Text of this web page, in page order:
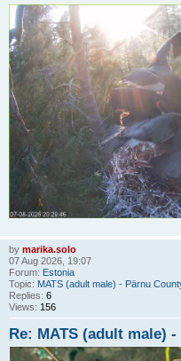
by marika.solo
07 Aug 2026, 19:07
Forum: Estonia
Topic: MATS (adult male) - Pärnu
Replies: 6
Views: 156
Re: MATS (adult male)